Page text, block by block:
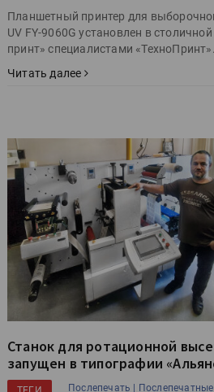
Планшетный принтер для
UV FY-9060G установлен в
принт» специалистами «ТехноПринт».
Читать далее
Станок для ротационной
запущен в типографии
Послепечать | Послепечатные